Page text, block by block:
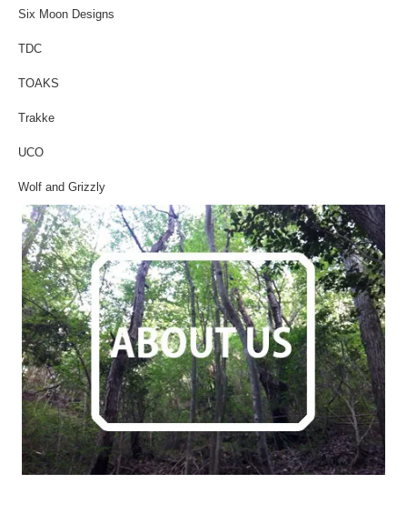
Six Moon Designs
TDC
TOAKS
Trakke
UCO
Wolf and Grizzly